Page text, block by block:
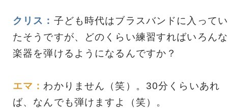
クリス： 子ども時代はブラスバンドに入ってい
たそうですが、どのくらい練習すればいろんな
楽器を弾けるようになるんですか？
エマ： わかりません（笑）。30分くらいあれ
ば、なんでも弾けますよ（笑）。